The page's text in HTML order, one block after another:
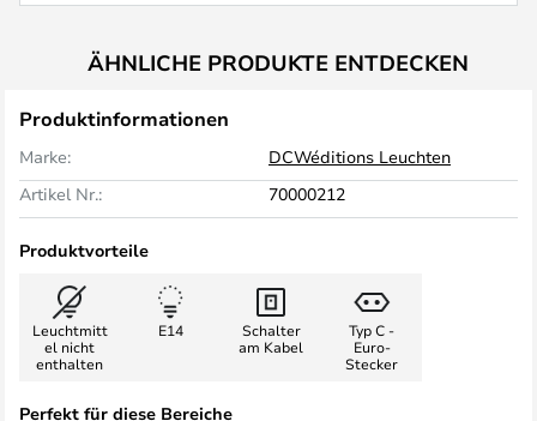
ÄHNLICHE PRODUKTE ENTDECKEN
Produktinformationen
Marke:
DCWéditions Leuchten
Artikel Nr.:
70000212
Produktvorteile
Leuchtmitt
el nicht
enthalten
E14
Schalter
am Kabel
Typ C -
Euro-
Stecker
Perfekt für diese Bereiche